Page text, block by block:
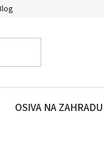
OSIVA NA ZAHRADU